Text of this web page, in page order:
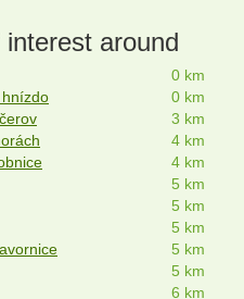
around
0 km
0 km
3 km
4 km
4 km
5 km
5 km
5 km
5 km
5 km
6 km